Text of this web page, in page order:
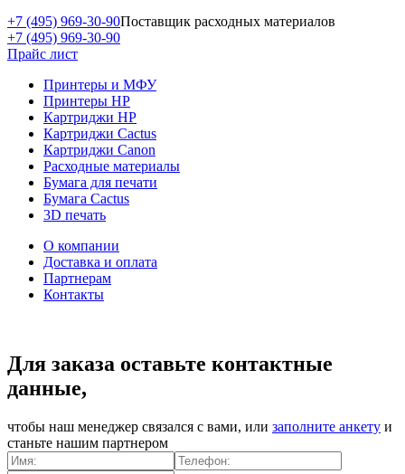
+7 (495) 969-30-90Поставщик расходных материалов
+7 (495) 969-30-90
Прайс лист
Принтеры и МФУ
Принтеры HP
Картриджи HP
Картриджи Cactus
Картриджи Canon
Расходные материалы
Бумага для печати
Бумага Cactus
3D печать
О компании
Доставка и оплата
Партнерам
Контакты
Для заказа оставьте контактные
данные,
чтобы наш менеджер связался с вами, или заполните анкету и
станьте нашим партнером